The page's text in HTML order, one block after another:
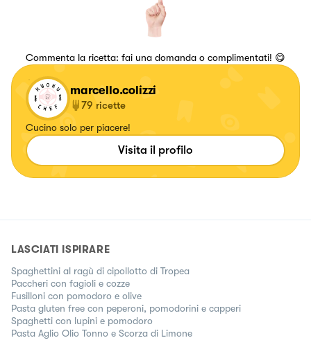
Commenta la ricetta: fai una domanda o complimentati! 😋
marcello.colizzi
79 ricette
Cucino solo per piacere!
Visita il profilo
LASCIATI ISPIRARE
Spaghettini al ragù di cipollotto di Tropea
Paccheri con fagioli e cozze
Fusilloni con pomodoro e olive
Pasta gluten free con peperoni, pomodorini e capperi
Spaghetti con lupini e pomodoro
Pasta Aglio Olio Tonno e Scorza di Limone